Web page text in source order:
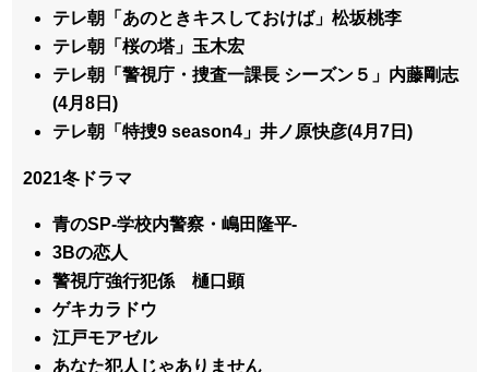
テレ朝「あのときキスしておけば」松坂桃李
テレ朝「桜の塔」玉木宏
テレ朝「警視庁・捜査一課長 シーズン５」内藤剛志
(4月8日)
テレ朝「特捜9 season4」井ノ原快彦(4月7日)
2021冬ドラマ
青のSP-学校内警察・嶋田隆平-
3Bの恋人
警視庁強行犯係 樋口顕
ゲキカラドウ
江戸モアゼル
あなた犯人じゃありません